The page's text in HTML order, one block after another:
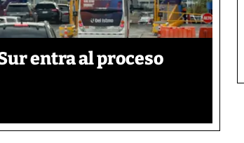
entra al proceso